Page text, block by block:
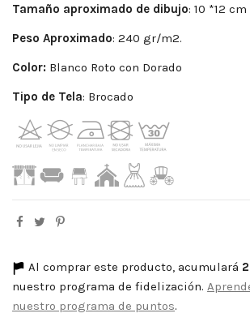
Tamaño aproximado de dibujo: 10 *12 cm
Peso Aproximado: 240 gr/m2.
Color: Blanco Roto con Dorado
Tipo de Tela: Brocado
Al comprar este producto, acumulará
nuestro programa de fidelización.
nuestro programa de puntos.